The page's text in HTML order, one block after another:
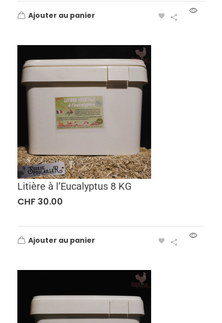
Ajouter au panier
Litière à l’Eucalyptus 8 KG
CHF 30.00
Ajouter au panier